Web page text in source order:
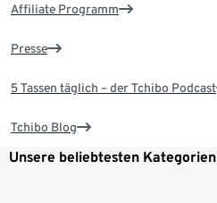
Affiliate Programm
Presse
5 Tassen täglich – der Tchibo Podcast
Tchibo Blog
Unsere beliebtesten Kategorien